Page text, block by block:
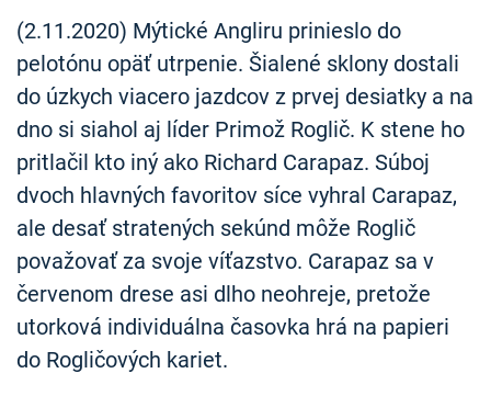
(2.11.2020) Mýtické Angliru prinieslo do
pelotónu opäť utrpenie. Šialené sklony dostali
do úzkych viacero jazdcov z prvej desiatky a na
dno si siahol aj líder Primož Roglič. K stene ho
pritlačil kto iný ako Richard Carapaz. Súboj
dvoch hlavných favoritov síce vyhral Carapaz,
ale desať stratených sekúnd môže Roglič
považovať za svoje víťazstvo. Carapaz sa v
červenom drese asi dlho neohreje, pretože
utorková individuálna časovka hrá na papieri
do Rogličových kariet.